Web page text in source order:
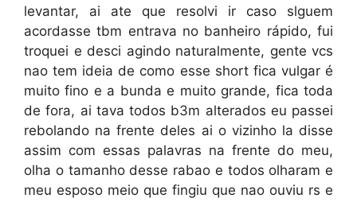
levantar, ai ate que resolvi ir caso slguem
acordasse tbm entrava no banheiro rápido, fui
troquei e desci agindo naturalmente, gente vcs
nao tem ideia de como esse short fica vulgar é
muito fino e a bunda e muito grande, fica toda
de fora, ai tava todos b3m alterados eu passei
rebolando na frente deles ai o vizinho la disse
assim com essas palavras na frente do meu,
olha o tamanho desse rabao e todos olharam e
meu esposo meio que fingiu que nao ouviu rs e